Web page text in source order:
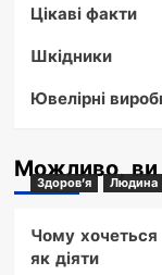
Цікаві факти
Шкідники
Ювелірні
Можливо, ви
Здоров'я Людина
Чому хочеться
як діяти